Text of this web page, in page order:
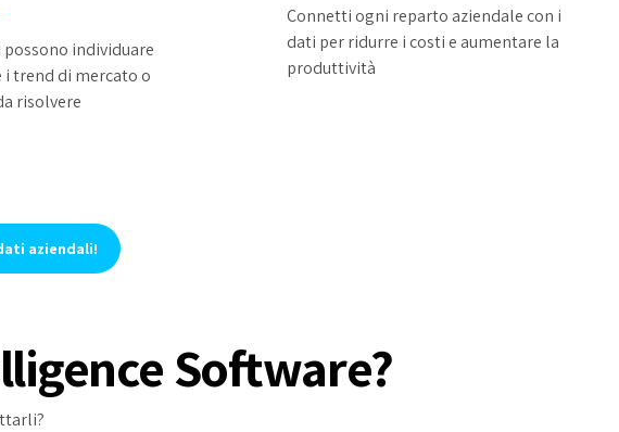
individuare
trend di mercato o
risolvere
Connetti ogni reparto aziendale con i
dati per ridurre i costi e aumentare la
produttività
aziendali!
Software?